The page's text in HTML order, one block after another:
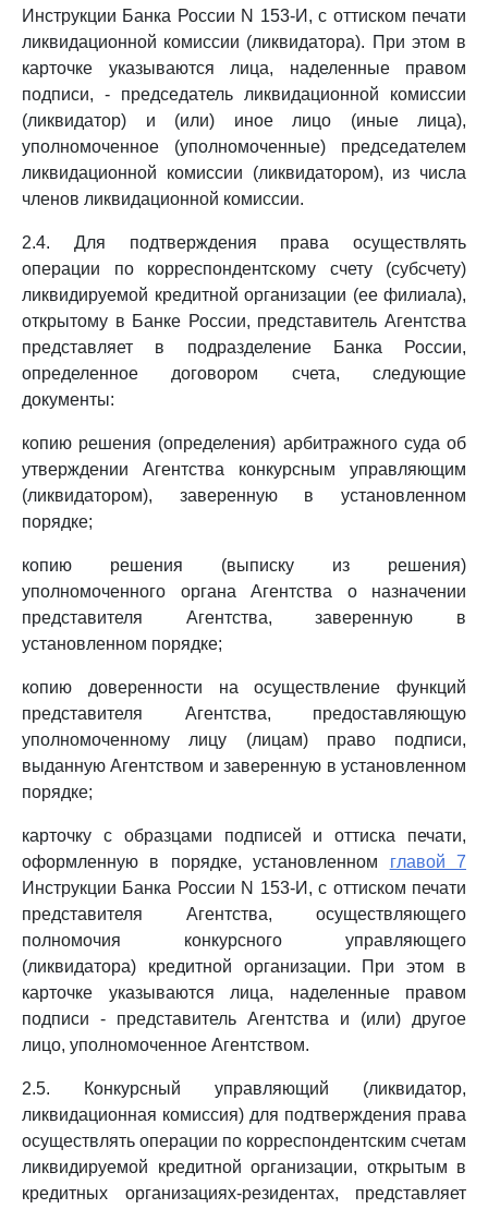
Инструкции Банка России N 153-И, с оттиском печати
ликвидационной комиссии (ликвидатора). При этом в
карточке указываются лица, наделенные правом
подписи, - председатель ликвидационной комиссии
(ликвидатор) и (или) иное лицо (иные лица),
уполномоченное (уполномоченные) председателем
ликвидационной комиссии (ликвидатором), из числа
членов ликвидационной комиссии.
2.4. Для подтверждения права осуществлять
операции по корреспондентскому счету (субсчету)
ликвидируемой кредитной организации (ее филиала),
открытому в Банке России, представитель Агентства
представляет в подразделение Банка России,
определенное договором счета, следующие
документы:
копию решения (определения) арбитражного суда об
утверждении Агентства конкурсным управляющим
(ликвидатором), заверенную в установленном
порядке;
копию решения (выписку из решения)
уполномоченного органа Агентства о назначении
представителя Агентства, заверенную в
установленном порядке;
копию доверенности на осуществление функций
представителя Агентства, предоставляющую
уполномоченному лицу (лицам) право подписи,
выданную Агентством и заверенную в установленном
порядке;
карточку с образцами подписей и оттиска печати,
оформленную в порядке, установленном главой 7
Инструкции Банка России N 153-И, с оттиском печати
представителя Агентства, осуществляющего
полномочия конкурсного управляющего
(ликвидатора) кредитной организации. При этом в
карточке указываются лица, наделенные правом
подписи - представитель Агентства и (или) другое
лицо, уполномоченное Агентством.
2.5. Конкурсный управляющий (ликвидатор,
ликвидационная комиссия) для подтверждения права
осуществлять операции по корреспондентским счетам
ликвидируемой кредитной организации, открытым в
кредитных организациях-резидентах, представляет